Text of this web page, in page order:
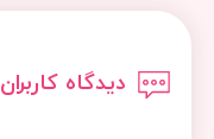
دیدگاه کاربران